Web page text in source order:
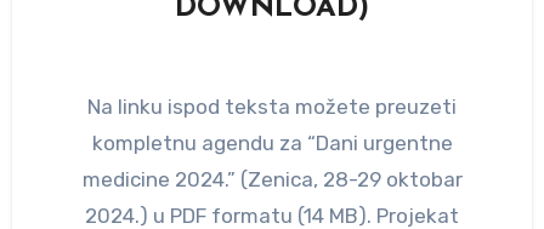
DOWNLOAD)
Na linku ispod teksta možete preuzeti
kompletnu agendu za “Dani urgentne
medicine 2024.” (Zenica, 28-29 oktobar
2024.) u PDF formatu (14 MB). Projekat